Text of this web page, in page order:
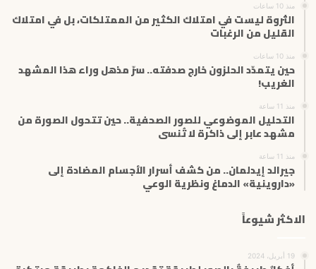
ر
ي
منذ 10 ساعات
الثروة ليست في امتلاك الكثير من الممتلكات، بل في امتلاك
القليل من الرغبات
منذ 10 ساعات
حين يتمدّد الحلزون خارج صدفته.. سرّ مذهل وراء هذا المشهد
الغريب!
منذ 11 ساعة
التحليل الموضوعي للصور الصحفية.. حين تتحول الصورة من
مشهد عابر إلى ذاكرة لا تُنسى
منذ 11 ساعة
جيرالد إيدلمان.. من كشف أسرار الأجسام المضادة إلى
«داروينية» الدماغ ونظرية الوعي
الاكثر شيوعاً
19 أبريل، 2024